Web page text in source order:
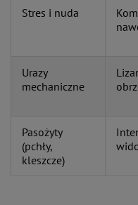
Stres i nuda
Urazy
mechaniczne
Pasożyty
(pchły,
kleszcze)